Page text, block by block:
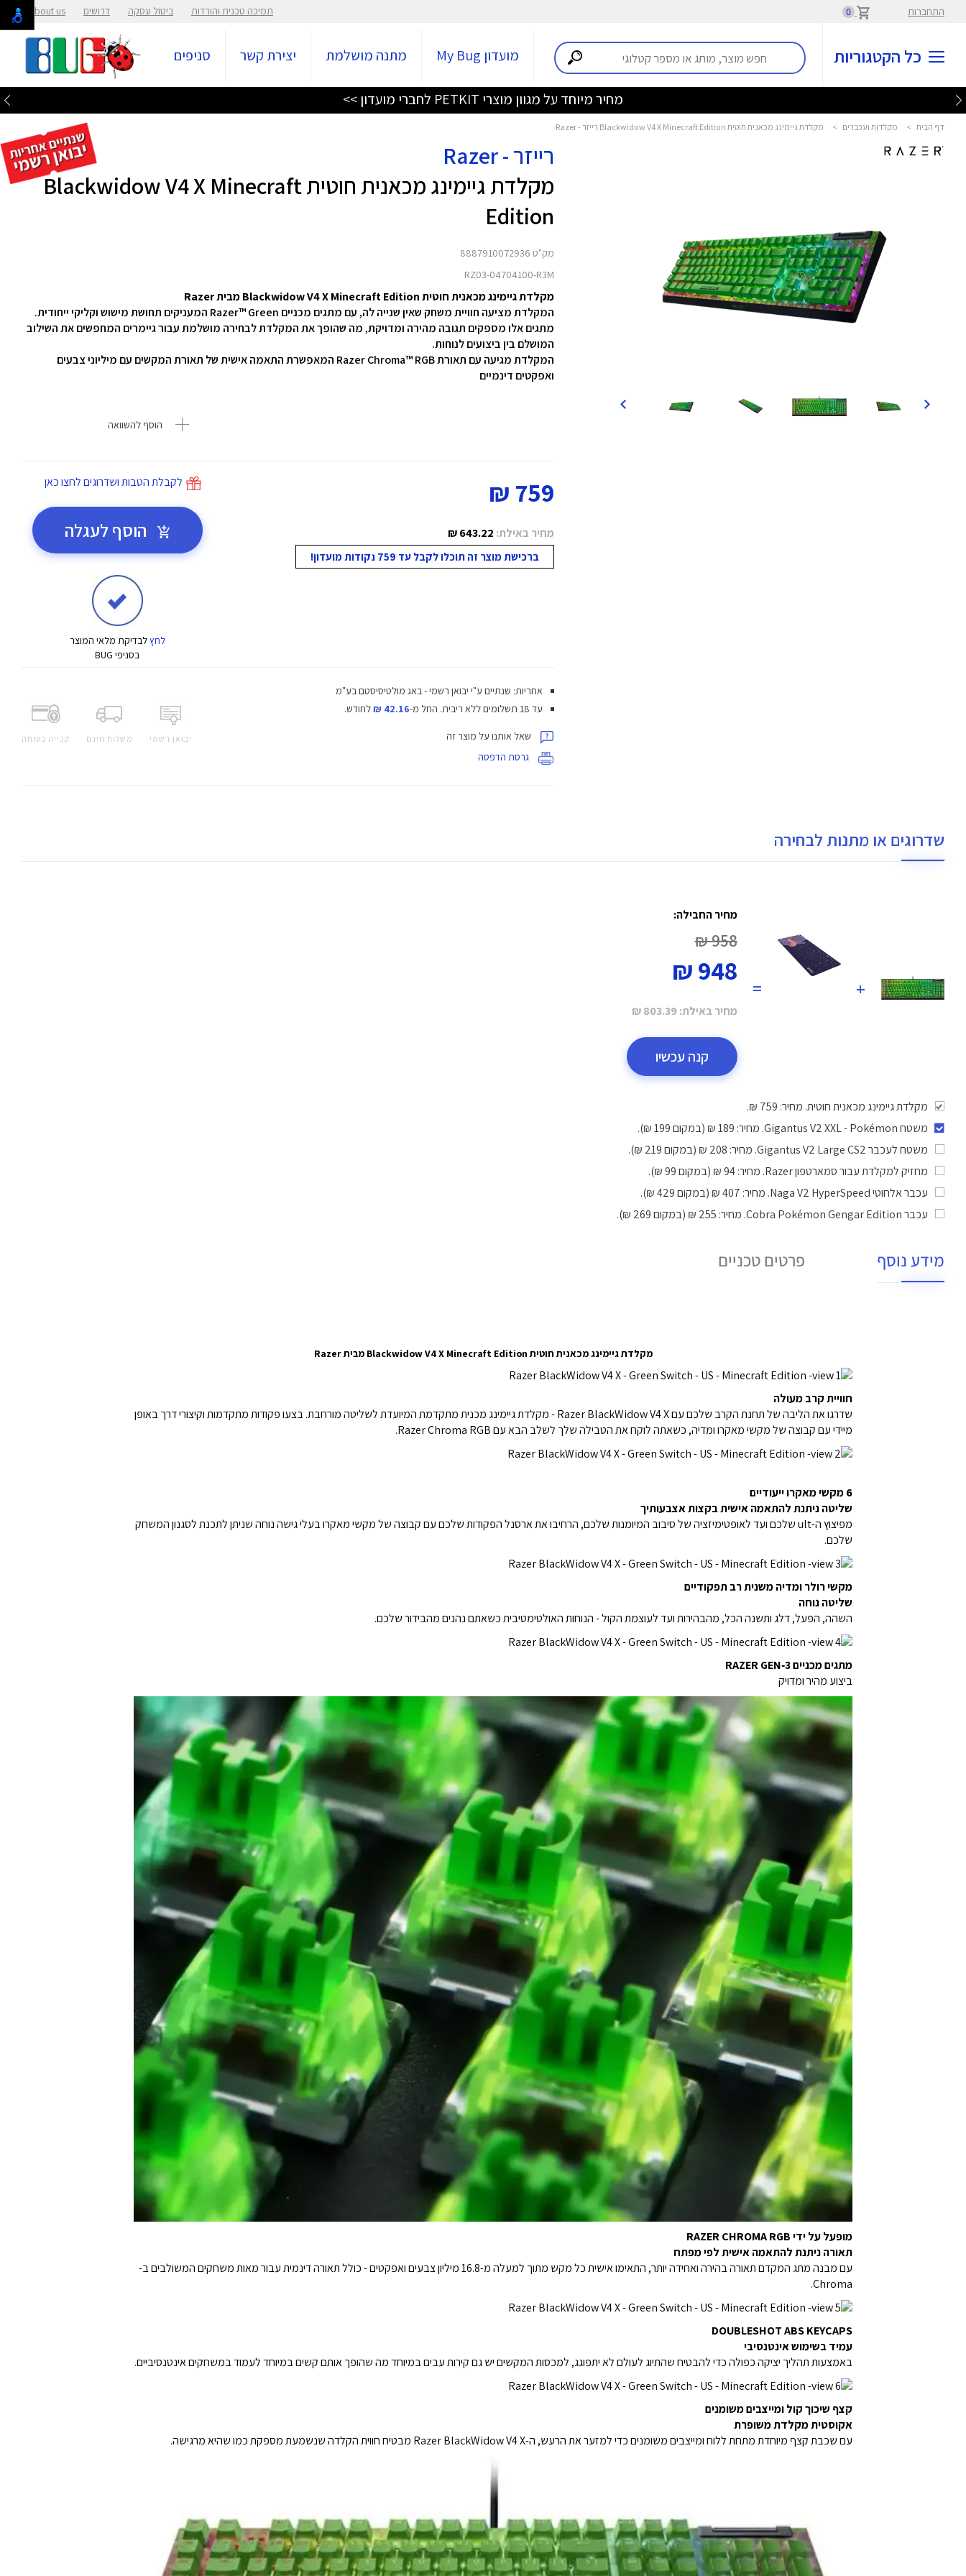
התחברות 0 תמיכה טכנית והורדות ביטול עסקה דרושים About us
כל הקטגוריות מועדון My Bug מתנה מושלמת יצירת קשר סניפים
מחיר מיוחד על מגוון מוצרי PETKIT לחברי מועדון >>
דף הבית > מקלדות ועכברים > מקלדת גיימינג מכאנית חוטית Blackwidow V4 X Minecraft Edition רייזר - Razer
רייזר - Razer
מקלדת גיימינג מכאנית חוטית Blackwidow V4 X Minecraft
Edition
מק"ט 8887910072936
RZ03-04704100-R3M
מקלדת גיימינג מכאנית חוטית Blackwidow V4 X Minecraft Edition מבית Razer
המקלדת מציעה חוויית משחק שאין שנייה לה, עם מתגים מכניים Razer™ Green המעניקים תחושת מישוש וקליקי ייחודית.
מתגים אלו מספקים תגובה מהירה ומדויקת, מה שהופך את המקלדת לבחירה מושלמת עבור גיימרים המחפשים את השילוב
המושלם בין ביצועים לנוחות.
המקלדת מגיעה עם תאורת Razer Chroma™ RGB המאפשרת התאמה אישית של תאורת המקשים עם מיליוני צבעים
ואפקטים דינמיים
הוסף להשוואה
759 ₪
מחיר באילת: 643.22 ₪
ברכישת מוצר זה תוכלו לקבל עד 759 נקודות מועדון!
לקבלת הטבות ושדרוגים לחצו כאן
הוסף לעגלה
לחץלבדיקת מלאי המוצר
בסניפי BUG
יבואן רשמי משלוח חינם קנייה בטוחה
אחריות: שנתיים ע"י יבואן רשמי - באג מולטיסיסטם בע"מ
עד 18 תשלומים ללא ריבית.
החל מ-42.16 ₪ לחודש.
שאל אותנו על מוצר זה
גרסת הדפסה
שדרוגים או מתנות לבחירה
+
=
מחיר החבילה:
958 ₪
948 ₪
מחיר באילת: 803.39 ₪
קנה עכשיו
מקלדת גיימינג מכאנית חוטית. מחיר: 759 ₪.
משטח Gigantus V2 XXL - Pokémon
. מחיר: 189 ₪ (במקום 199 ₪).
משטח לעכבר Gigantus V2 Large CS2
. מחיר: 208 ₪ (במקום 219 ₪).
מחזיק למקלדת עבור סמארטפון Razer
. מחיר: 94 ₪ (במקום 99 ₪).
עכבר אלחוטי Naga V2 HyperSpeed
. מחיר: 407 ₪ (במקום 429 ₪).
עכבר Cobra Pokémon Gengar Edition
. מחיר: 255 ₪ (במקום 269 ₪).
מידע נוסף פרטים טכניים
מקלדת גיימינג מכאנית חוטית Blackwidow V4 X Minecraft Edition מבית Razer
חוויית קרב מעולה
שדרגו את הליבה של תחנת הקרב שלכם עם Razer BlackWidow V4 X - מקלדת גיימינג מכנית מתקדמת המיועדת לשליטה מורחבת. בצעו פקודות מתקדמות וקיצורי דרך באופן
מיידי עם קבוצה של מקשי מאקרו ומדיה, כשאתה לוקח את הטבילה שלך לשלב הבא עם Razer Chroma RGB.
6 מקשי מאקרו ייעודיים
שליטה ניתנת להתאמה אישית בקצות אצבעותיך
מפיצוץ ה-ult שלכם ועד לאופטימיזציה של סיבוב המיומנות שלכם, הרחיבו את ארסנל הפקודות שלכם עם קבוצה של מקשי מאקרו בעלי גישה נוחה שניתן לתכנת לסגנון המשחק
שלכם.
מקשי רולר ומדיה משנית רב תפקודיים
שליטה נוחה
השהה, הפעל, דלג ותשנה הכל, מהבהירות ועד לעוצמת הקול - הנוחות האולטימטיבית כשאתם נהנים מהבידור שלכם.
מתגים מכניים RAZER GEN‑3
ביצוע מהיר ומדויק
מופעל על ידי RAZER CHROMA RGB
תאורה ניתנת להתאמה אישית לפי מפתח
עם מבנה מתג המקדם תאורה בהירה ואחידה יותר, התאימו אישית כל מקש מתוך למעלה מ-16.8 מיליון צבעים ואפקטים - כולל תאורה דינמית עבור מאות משחקים המשולבים ב-
Chroma.
DOUBLESHOT ABS KEYCAPS
עמיד בשימוש אינטנסיבי
באמצעות תהליך יציקה כפולה כדי להבטיח שהתיוג לעולם לא יתפוגג, למכסות המקשים יש גם קירות עבים במיוחד מה שהופך אותם קשים במיוחד לעמוד במשחקים אינטנסיביים.
קצף שיכוך קול ומייצבים משומנים
אקוסטית מקלדת משופרת
עם שכבת קצף מיוחדת מתחת ללוח ומייצבים משומנים כדי למזער את הרעש, ה-Razer BlackWidow V4 X מבטיח חווית הקלדה שנשמעת מספקת כמו שהיא מרגישה.